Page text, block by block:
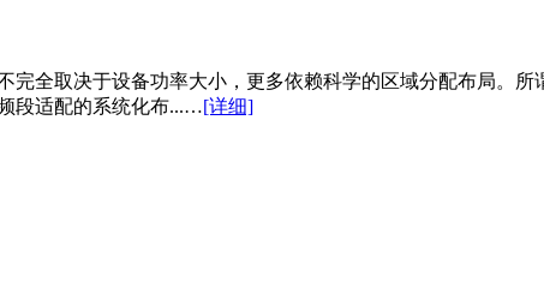
全取决于设备功率大小，更多依赖科学的区域分配布局。
段适配的系统化布...…[详细]